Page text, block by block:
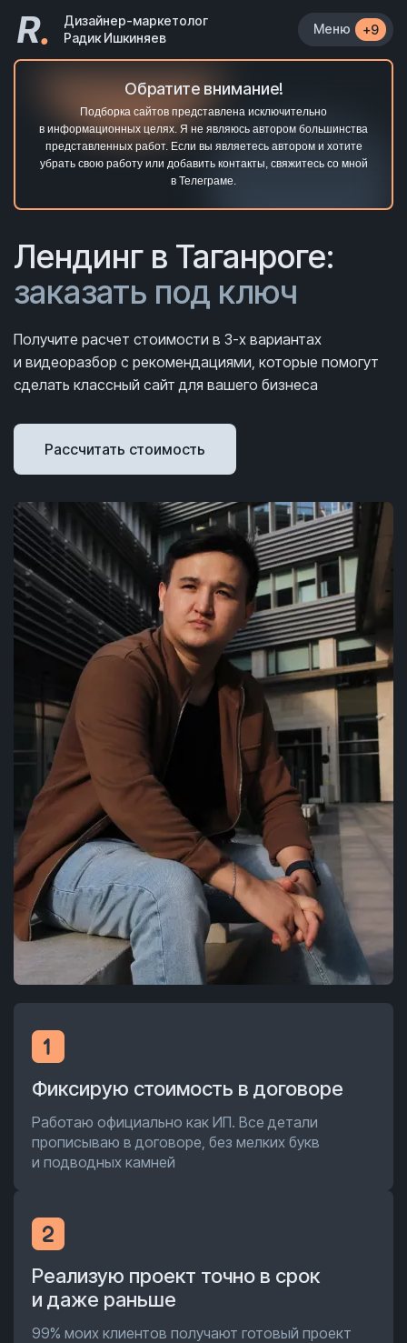
R.
Дизайнер-маркетолог
Радик Ишкиняев
Меню +9
Обратите внимание!
Подборка сайтов представлена исключительно
в информационных целях. Я не являюсь автором большинства
представленных работ. Если вы являетесь автором и хотите
убрать свою работу или добавить контакты, свяжитесь со мной
в Телеграме.
Лендинг в Таганроге:
заказать под ключ
Получите расчет стоимости в 3-х вариантах
и видеоразбор с рекомендациями, которые помогут
сделать классный сайт для вашего бизнеса
Рассчитать стоимость
Фиксирую стоимость в договоре
Работаю официально как ИП. Все детали
прописываю в договоре, без мелких букв
и подводных камней
Реализую проект точно в срок
и даже раньше
99% моих клиентов получают готовый проект